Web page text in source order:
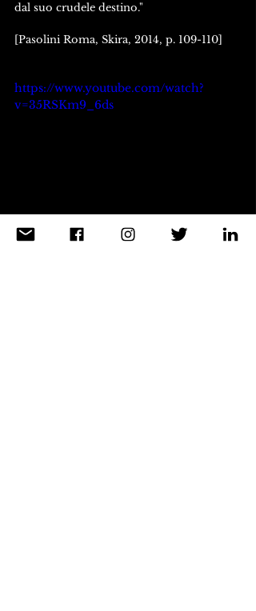
dal suo crudele destino."
[Pasolini Roma, Skira, 2014, p. 109-110]
https://www.youtube.com/watch?
v=35RSKm9_6ds